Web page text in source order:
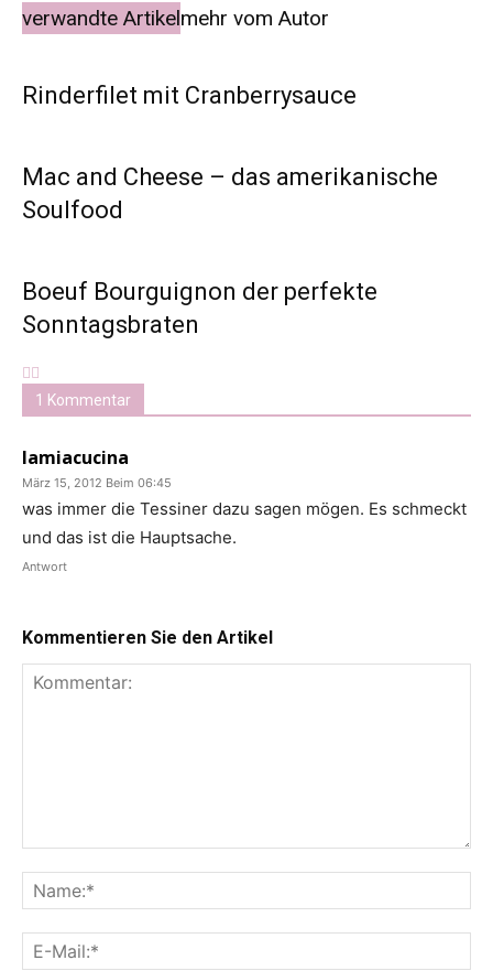
verwandte Artikelmehr vom Autor
Rinderfilet mit Cranberrysauce
Mac and Cheese – das amerikanische
Soulfood
Boeuf Bourguignon der perfekte
Sonntagsbraten
1 Kommentar
lamiacucina
März 15, 2012 Beim 06:45
was immer die Tessiner dazu sagen mögen. Es schmeckt
und das ist die Hauptsache.
Antwort
Kommentieren Sie den Artikel